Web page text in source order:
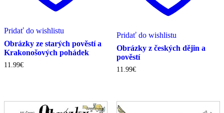
Pridať do wishlistu
Obrázky ze starých pověstí a
Krakonošových pohádek
11.99€
Pridať do wishlistu
Obrázky z českých dějin a
pověstí
11.99€